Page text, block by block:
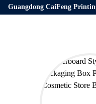
Guangdong CaiFeng